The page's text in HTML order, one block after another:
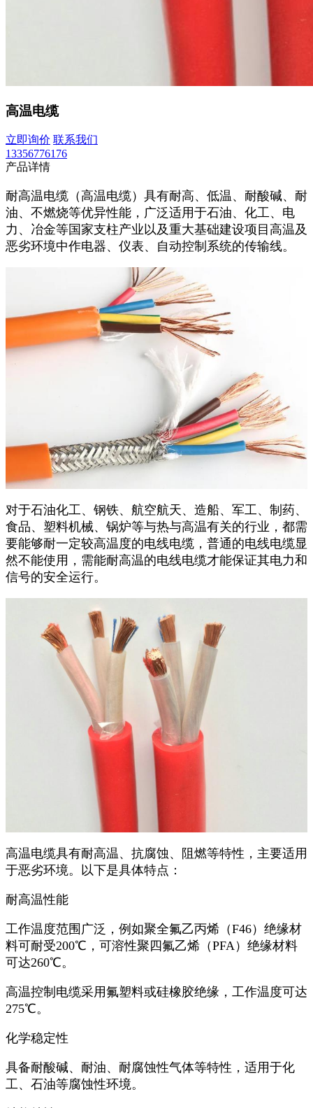
高温电缆
立即询价 联系我们
13356776176
产品详情
耐高温电缆（高温电缆）具有耐高、低温、耐酸碱、耐
油、不燃烧等优异性能，广泛适用于石油、化工、电
力、冶金等国家支柱产业以及重大基础建设项目高温及
恶劣环境中作电器、仪表、自动控制系统的传输线。
对于石油化工、钢铁、航空航天、造船、军工、制药、
食品、塑料机械、锅炉等与热与高温有关的行业，都需
要能够耐一定较高温度的电线电缆，普通的电线电缆显
然不能使用，需能耐高温的电线电缆才能保证其电力和
信号的安全运行。
高温电缆具有耐高温、抗腐蚀、阻燃等特性，主要适用
于恶劣环境。以下是具体特点：
耐高温性能
工作温度范围广泛，例如聚全氟乙丙烯（F46）绝缘材
料可耐受200℃，可溶性聚四氟乙烯（PFA）绝缘材料
可达260℃。 ‌
高温控制电缆采用氟塑料或硅橡胶绝缘，工作温度可达
275℃。 ‌
化学稳定性
具备耐酸碱、耐油、耐腐蚀性气体等特性，适用于化
工、石油等腐蚀性环境。 ‌